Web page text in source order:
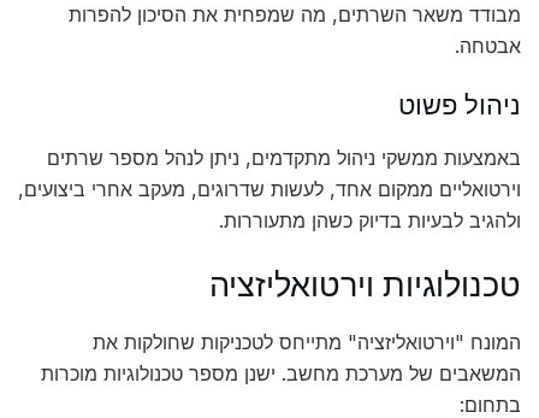
מבודד משאר השרתים, מה שמפחית את הסיכון להפרות
אבטחה.
ניהול פשוט
באמצעות ממשקי ניהול מתקדמים, ניתן לנהל מספר שרתים
וירטואליים ממקום אחד, לעשות שדרוגים, מעקב אחרי ביצועים,
ולהגיב לבעיות בדיוק כשהן מתעוררות.
טכנולוגיות וירטואליזציה
המונח "וירטואליזציה" מתייחס לטכניקות שחולקות את
המשאבים של מערכת מחשב. ישנן מספר טכנולוגיות מוכרות
בתחום: